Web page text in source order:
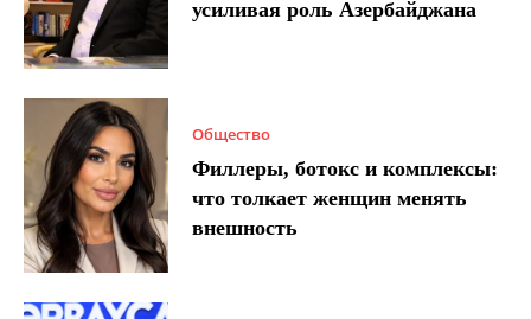
усиливая роль Азербайджана
Общество
Филлеры, ботокс и комплексы:
что толкает женщин менять
внешность